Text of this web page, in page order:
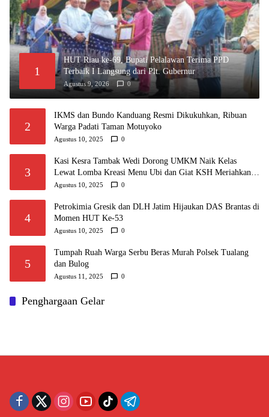
1
HUT Riau ke-69, Bupati Pelalawan Terima PPD
Terbaik I Langsung dari Plt. Gubernur
Agustus 9, 2026 0
2
IKMS dan Bundo Kanduang Resmi Dikukuhkan, Ribuan
Warga Padati Taman Motuyoko
Agustus 10, 2025 0
3
Kasi Kesra Tambak Wedi Dorong UMKM Naik Kelas
Lewat Lomba Kreasi Menu Ubi dan Giat KSH Meriahkan
HUT RI
Agustus 10, 2025 0
4
Petrokimia Gresik dan DLH Jatim Hijaukan DAS Brantas di
Momen HUT Ke-53
Agustus 10, 2025 0
5
Tumpah Ruah Warga Serbu Beras Murah Polsek Tualang
dan Bulog
Agustus 11, 2025 0
Penghargaan Gelar